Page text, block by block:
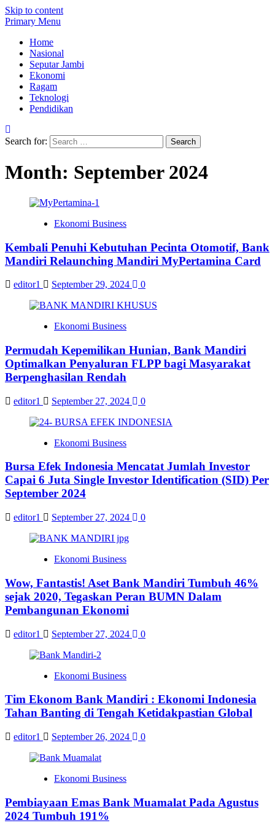
Skip to content
Primary Menu
Home
Nasional
Seputar Jambi
Ekonomi
Ragam
Teknologi
Pendidikan
Search for:
Month: September 2024
Ekonomi Business
Kembali Penuhi Kebutuhan Pecinta Otomotif, Bank
Mandiri Relaunching Mandiri MyPertamina Card
editor1 September 29, 2024 0
Ekonomi Business
Permudah Kepemilikan Hunian, Bank Mandiri
Optimalkan Penyaluran FLPP bagi Masyarakat
Berpenghasilan Rendah
editor1 September 27, 2024 0
Ekonomi Business
Bursa Efek Indonesia Mencatat Jumlah Investor
Capai 6 Juta Single Investor Identification (SID) Per
September 2024
editor1 September 27, 2024 0
Ekonomi Business
Wow, Fantastis! Aset Bank Mandiri Tumbuh 46%
sejak 2020, Tegaskan Peran BUMN Dalam
Pembangunan Ekonomi
editor1 September 27, 2024 0
Ekonomi Business
Tim Ekonom Bank Mandiri : Ekonomi Indonesia
Tahan Banting di Tengah Ketidakpastian Global
editor1 September 26, 2024 0
Ekonomi Business
Pembiayaan Emas Bank Muamalat Pada Agustus
2024 Tumbuh 191%